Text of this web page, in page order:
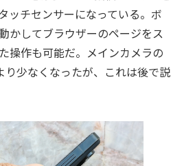
ッチセンサーになっている。ボ
かしてブラウザーのページをス
操作も可能だ。メインカメラの
少なくなったが、これは後で説